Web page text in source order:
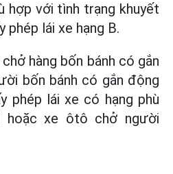
hợp với tình trạng khuyết
lái xe hạng B.
hàng bốn bánh có gắn
bốn bánh có gắn động
phép lái xe có hạng phù
xe ôtô chở người